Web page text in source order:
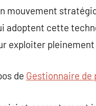
mouvement
adoptent cette
exploiter pleinement
de Gestionnaire de